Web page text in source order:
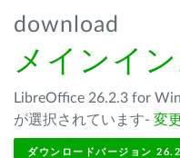
download
メインイ
LibreOffice 26.2.3 for
が選択されています- 変
ダウンロードバージョン